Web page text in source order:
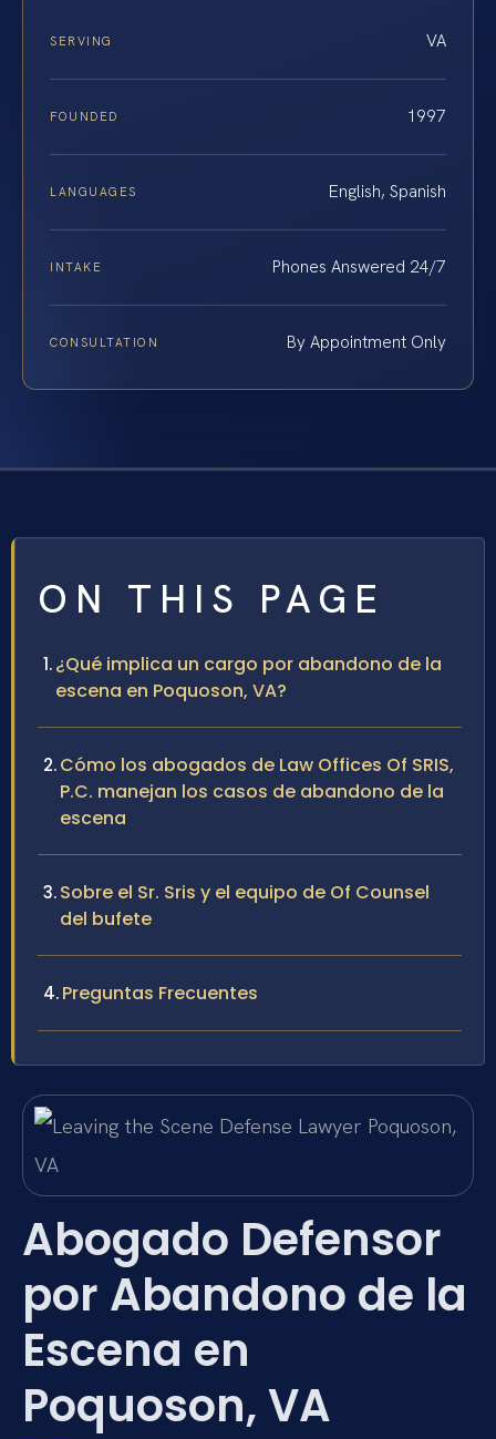
SERVING VA
FOUNDED 1997
LANGUAGES English, Spanish
INTAKE Phones Answered 24/7
CONSULTATION By Appointment Only
ON THIS PAGE
¿Qué implica un cargo por abandono de la
escena en Poquoson, VA?
Cómo los abogados de Law Offices Of SRIS,
P.C. manejan los casos de abandono de la
escena
Sobre el Sr. Sris y el equipo de Of Counsel
del bufete
Preguntas Frecuentes
Abogado Defensor
por Abandono de la
Escena en
Poquoson, VA